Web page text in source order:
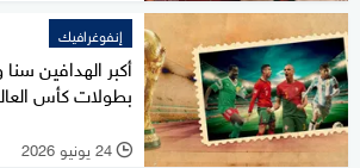
إنفوغرافيك
أكبر الهدافين
بطولات كأس
l 24 يونيو 2026